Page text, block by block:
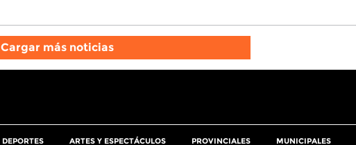
Cargar más noticias
DEPORTES ARTES Y ESPECTÁCULOS PROVINCIALES MUNICIPALES